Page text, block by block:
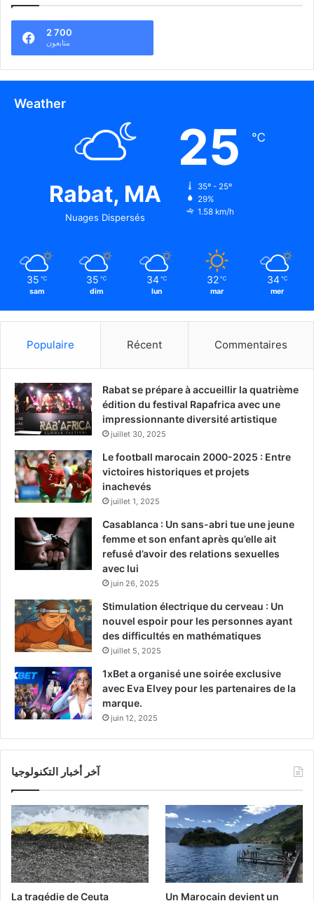
2 700
متابعون
Weather
Rabat, MA
Nuages Dispersés
25 ℃
35º - 25º
29%
1.58 km/h
35 ℃
sam
35 ℃
dim
34 ℃
lun
32 ℃
mar
34 ℃
mer
Populaire Récent Commentaires
Rabat se prépare à accueillir la quatrième
édition du festival Rapafrica avec une
impressionnante diversité artistique
juillet 30, 2025
Le football marocain 2000-2025 : Entre
victoires historiques et projets
inachevés
juillet 1, 2025
Casablanca : Un sans-abri tue une jeune
femme et son enfant après qu’elle ait
refusé d’avoir des relations sexuelles
avec lui
juin 26, 2025
Stimulation électrique du cerveau : Un
nouvel espoir pour les personnes ayant
des difficultés en mathématiques
juillet 5, 2025
1xBet a organisé une soirée exclusive
avec Eva Elvey pour les partenaires de la
marque.
juin 12, 2025
آخر أخبار التكنولوجيا
La tragédie de Ceuta
Un Marocain devient un